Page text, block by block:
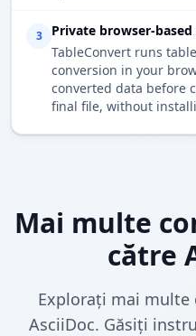
3
Private browser-
TableConvert runs
conversion in your
converted data before
final file, without
Mai multe
către
Explorați mai multe
AsciiDoc. Găsiți